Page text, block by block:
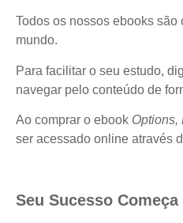
Todos os nossos ebooks
mundo.
Para facilitar o seu estudo,
navegar pelo conteúdo de
Ao comprar o ebook Options,
ser acessado online através
Seu Sucesso